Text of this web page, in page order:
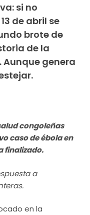
si no
de abril se
brote de
de la
genera
congoleñas
caso de ébola en
finalizado.
a
en la